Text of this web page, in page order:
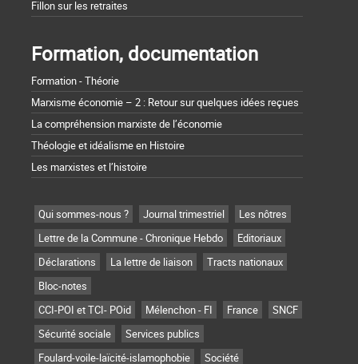
Fillon sur les retraites
Formation, documentation
Formation - Théorie
Marxisme économie – 2 : Retour sur quelques idées reçues
La compréhension marxiste de l’économie
Théologie et idéalisme en Histoire
Les marxistes et l’histoire
Qui sommes-nous ? Journal trimestriel
Les nôtres
Lettre de la Commune - Chronique Hebdo
Editoriaux
Déclarations
La lettre de liaison
Tracts nationaux
Bloc-notes
CCI-POI et TCI- POid
Mélenchon - FI France
SNCF
Sécurité sociale
Services publics
Foulard-voile-laïcité-islamophobie
Société